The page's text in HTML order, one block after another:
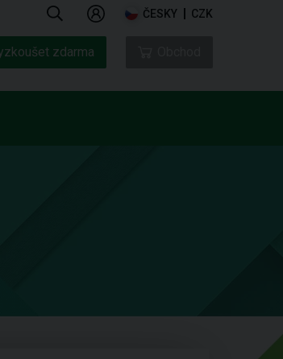
ČESKY CZK
zdarma